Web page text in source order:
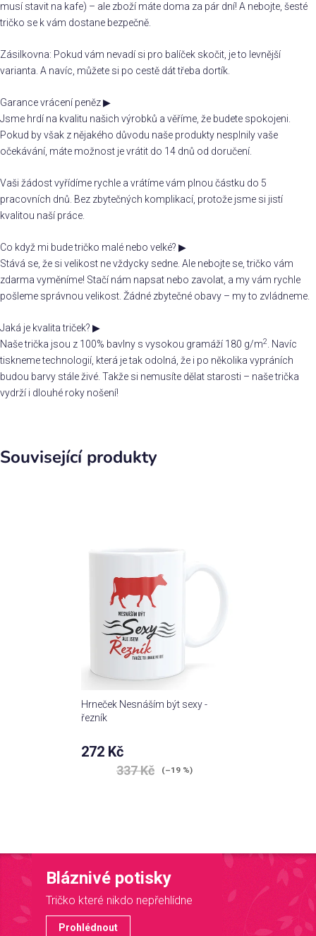
musí stavit na kafe) – ale zboží máte doma za pár dní! A nebojte, šesté
tričko se k vám dostane bezpečně.
Zásilkovna: Pokud vám nevadí si pro balíček skočit, je to levnější
varianta. A navíc, můžete si po cestě dát třeba dortík.
Garance vrácení peněz▶
Jsme hrdí na kvalitu našich výrobků a věříme, že budete spokojeni.
Pokud by však z nějakého důvodu naše produkty nesplnily vaše
očekávání, máte možnost je vrátit do 14 dnů od doručení.
Vaši žádost vyřídíme rychle a vrátíme vám plnou částku do 5
pracovních dnů. Bez zbytečných komplikací, protože jsme si jistí
kvalitou naší práce.
Co když mi bude tričko malé nebo velké? ▶
Stává se, že si velikost ne vždycky sedne. Ale nebojte se, tričko vám
zdarma vyměníme! Stačí nám napsat nebo zavolat, a my vám rychle
pošleme správnou velikost. Žádné zbytečné obavy – my to zvládneme.
Jaká je kvalita triček? ▶
Naše trička jsou z 100% bavlny s vysokou gramáží 180 g/m2
. Navíc
tiskneme technologií, která je tak odolná, že i po několika vypráních
budou barvy stále živé. Takže si nemusíte dělat starosti – naše trička
vydrží i dlouhé roky nošení!
Související produkty
Hrneček Nesnáším být sexy -
řezník
272 Kč
337 Kč (–19 %)
Bláznivé potisky
Tričko které nikdo nepřehlídne
Prohlédnout